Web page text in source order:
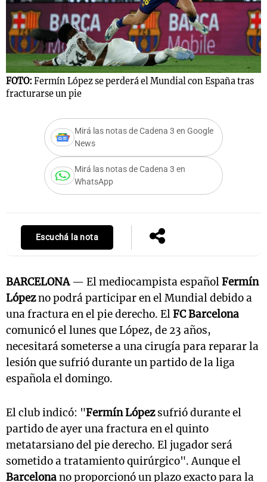
FOTO: Fermín López se perderá el Mundial con España tras
fracturarse un pie
Mirá las notas de Cadena 3 en Google
News
Mirá las notas de Cadena 3 en
WhatsApp
Escuchá la nota
BARCELONA— El mediocampista españolFermín
Lópezno podrá participar en el Mundial debido a
una fractura en el pie derecho. ElFC Barcelona
comunicó el lunes que López, de 23 años,
necesitará someterse a una cirugía para reparar la
lesión que sufrió durante un partido de la liga
española el domingo.
El club indicó: "Fermín Lópezsufrió durante el
partido de ayer una fractura en el quinto
metatarsiano del pie derecho. El jugador será
sometido a tratamiento quirúrgico". Aunque el
Barcelonano proporcionó un plazo exacto para la